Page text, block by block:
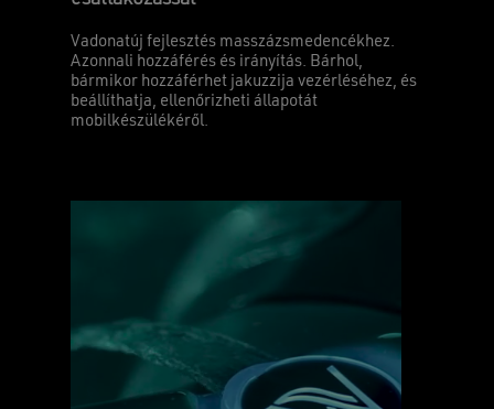
Vadonatúj fejlesztés masszázsmedencékhez.
Azonnali hozzáférés és irányítás. Bárhol,
bármikor hozzáférhet jakuzzija vezérléséhez, és
beállíthatja, ellenőrizheti állapotát
mobilkészülékéről.